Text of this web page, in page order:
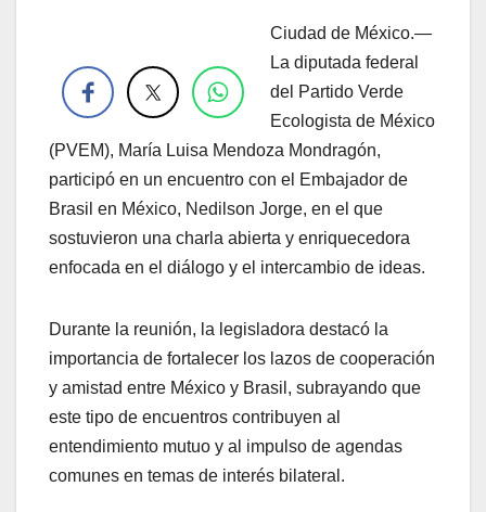
Ciudad de México.—
La diputada federal
del Partido Verde
Ecologista de México
(PVEM), María Luisa Mendoza Mondragón,
participó en un encuentro con el Embajador de
Brasil en México, Nedilson Jorge, en el que
sostuvieron una charla abierta y enriquecedora
enfocada en el diálogo y el intercambio de ideas.
Durante la reunión, la legisladora destacó la
importancia de fortalecer los lazos de cooperación
y amistad entre México y Brasil, subrayando que
este tipo de encuentros contribuyen al
entendimiento mutuo y al impulso de agendas
comunes en temas de interés bilateral.